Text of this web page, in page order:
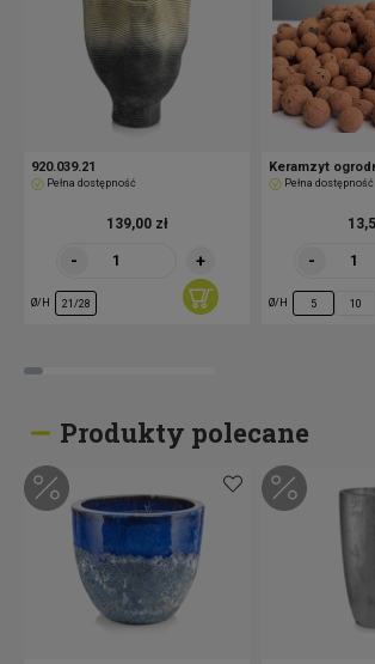
920.039.21
Pełna dostępność
139,00 zł
- +
Ø/H 21/28
Keramzyt
Pełna dostępność
-
Ø/H 5 10
Produkty polecane